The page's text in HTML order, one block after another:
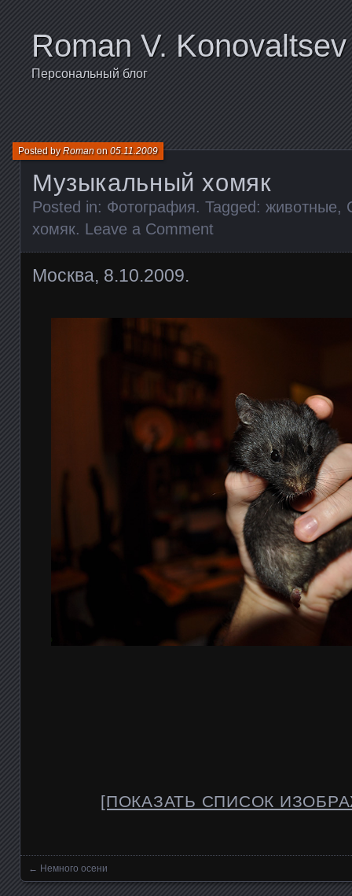
Roman V. Konovaltsev
Персональный блог
Музыкальный хомяк
Posted byRomanon05.11.2009
Posted in: Фотография. Tagged: животные,
хомяк. Leave a Comment
Москва, 8.10.2009.
[ПОКАЗАТЬ СПИСОК
Posts navigation
← Немного осени